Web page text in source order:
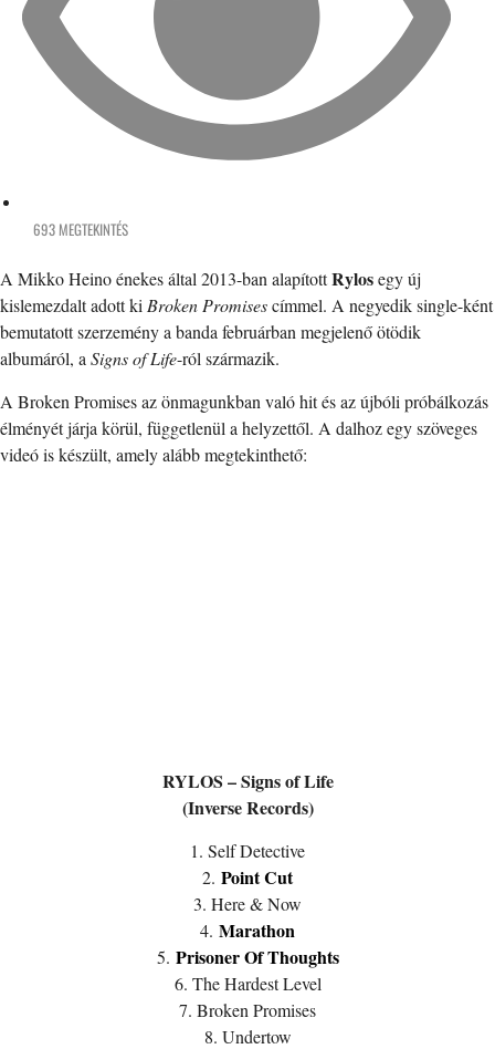
693 MEGTEKINTÉS
A Mikko Heino énekes által 2013-ban alapítottRylosegy új
kislemezdalt adott ki Broken Promisescímmel. A negyedik single-ként
bemutatott szerzemény a banda februárban megjelenő ötödik
albumáról, a Signs of Life-ról származik.
A Broken Promises az önmagunkban való hit és az újbóli próbálkozás
élményét járja körül, függetlenül a helyzettől. A dalhoz egy szöveges
videó is készült, amely alább megtekinthető:
RYLOS – Signs of Life
(Inverse Records)
1. Self Detective
2. Point Cut
3. Here & Now
4. Marathon
5. Prisoner Of Thoughts
6. The Hardest Level
7. Broken Promises
8. Undertow